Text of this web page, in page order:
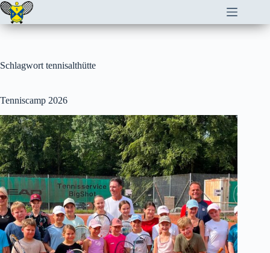
Zum
Inhalt
springen
Schlagwort tennisalthütte
Tenniscamp 2026